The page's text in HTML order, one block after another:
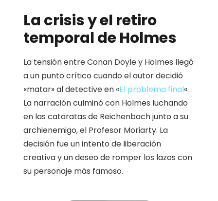
La crisis y el retiro
temporal de Holmes
La tensión entre Conan Doyle y Holmes llegó
a un punto crítico cuando el autor decidió
«matar» al detective en «El problema final«.
La narración culminó con Holmes luchando
en las cataratas de Reichenbach junto a su
archienemigo, el Profesor Moriarty. La
decisión fue un intento de liberación
creativa y un deseo de romper los lazos con
su personaje más famoso.